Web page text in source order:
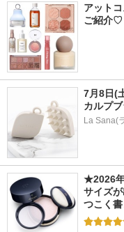
アット
ご紹介♡
7月8日(
カルプ
La Sana(
★2026
サイズ
つこく